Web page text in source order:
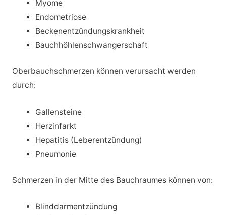
Myome
Endometriose
Beckenentzündungskrankheit
Bauchhöhlenschwangerschaft
Oberbauchschmerzen können verursacht werden
durch:
Gallensteine
Herzinfarkt
Hepatitis (Leberentzündung)
Pneumonie
Schmerzen in der Mitte des Bauchraumes können von:
Blinddarmentzündung